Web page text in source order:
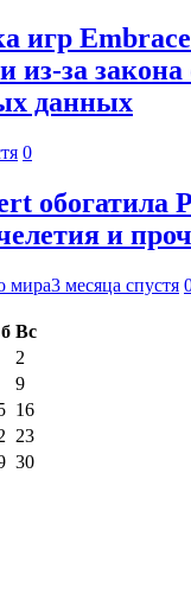
игр
из-за закона
данных
0
обогатила
и
мира3 месяца спустя
Вс
2
9
16
23
30